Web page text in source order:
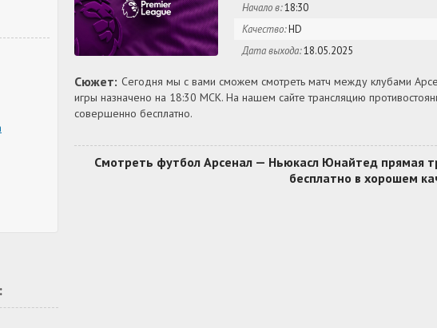
Начало в:18:30
Качество:HD
Дата выхода:18.05.2025
Сюжет: Сегодня мы с вами сможем смотреть матч между клубами
игры назначено на 18:30 МСК. На нашем сайте трансляцию
совершенно бесплатно.
Смотреть футбол Арсенал — Ньюкасл Юнайтед прямая
бесплатно в хорошем